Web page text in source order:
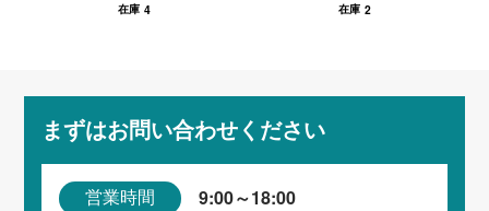
在庫 4 在庫 2
まずはお問い合わせください
営業時間 9:00～18:00